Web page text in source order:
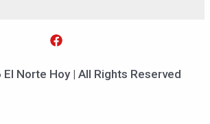
Norte Hoy | All Rights Reserved